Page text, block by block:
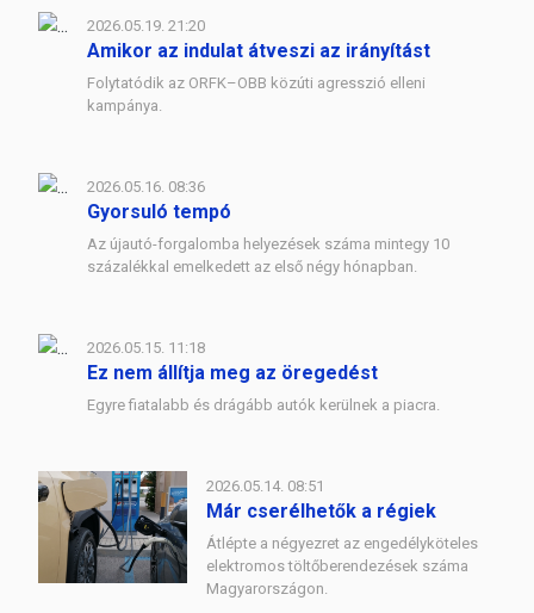
2026.05.19. 21:20
Amikor az indulat átveszi az irányítást
Folytatódik az ORFK–OBB közúti agresszió elleni
kampánya.
2026.05.16. 08:36
Gyorsuló tempó
Az újautó-forgalomba helyezések száma mintegy 10
százalékkal emelkedett az első négy hónapban.
2026.05.15. 11:18
Ez nem állítja meg az öregedést
Egyre fiatalabb és drágább autók kerülnek a piacra.
2026.05.14. 08:51
Már cserélhetők a régiek
Átlépte a négyezret az engedélyköteles
elektromos töltőberendezések száma
Magyarországon.